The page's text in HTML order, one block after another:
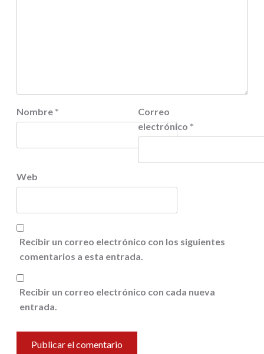
Nombre *
Correo
electrónico *
Web
Recibir un correo electrónico con los siguientes
comentarios a esta entrada.
Recibir un correo electrónico con cada nueva
entrada.